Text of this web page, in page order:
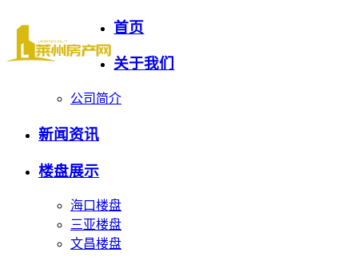
首页
关于我们
公司简介
新闻资讯
楼盘展示
海口楼盘
三亚楼盘
文昌楼盘